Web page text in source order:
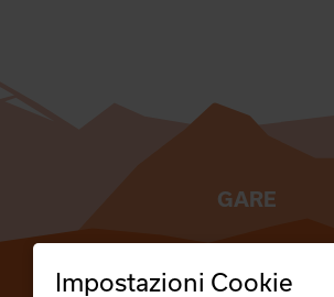
GARE
Impostazioni Cookie